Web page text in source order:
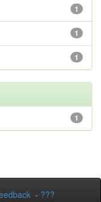
1
1
1
1
- ???